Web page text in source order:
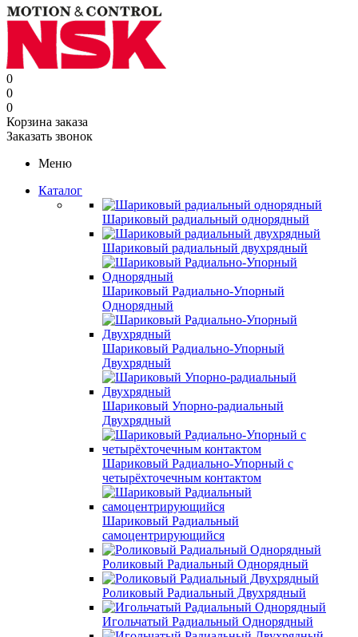
0
0
0
Корзина заказа
Заказать звонок
Меню
Каталог
Шариковый радиальный однорядный
Шариковый радиальный двухрядный
Шариковый Радиально-Упорный
Однорядный
Шариковый Радиально-Упорный
Двухрядный
Шариковый Упорно-радиальный
Двухрядный
Шариковый Радиально-Упорный с
четырёхточечным контактом
Шариковый Радиальный
самоцентрирующийся
Роликовый Радиальный Однорядный
Роликовый Радиальный Двухрядный
Игольчатый Радиальный Однорядный